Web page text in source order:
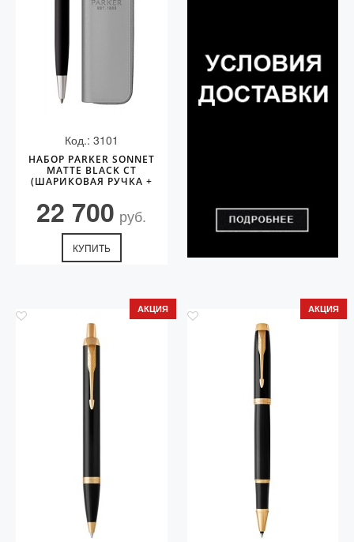
Код.: 3101
НАБОР PARKER SONNET
MATTE BLACK CT
(ШАРИКОВАЯ РУЧКА +
22 700 руб.
КУПИТЬ
АКЦИЯ АКЦИЯ